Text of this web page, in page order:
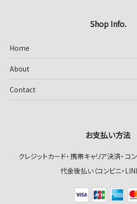
Shop Info.
Home
About
Contact
お支払い方法
クレジットカード 携帯キャリア決済 コ
代金後払い（コンビニ・